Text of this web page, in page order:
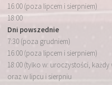
16:00 (poza lipcem i sierpniem)
18:00
Dni powszednie
7:30 (poza grudniem)
16:00 (poza lipcem i sierpniem)
18:00 (tylko w: uroczystości,
oraz w lipcu i sierpniu